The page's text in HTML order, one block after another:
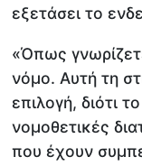
εξετάσει το
«Όπως
νόμο. Αυτή τη
επιλογή, διότι
νομοθετικές
που έχουν